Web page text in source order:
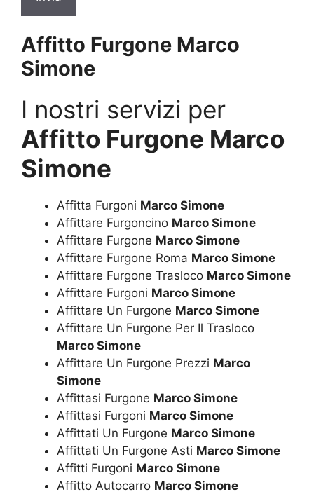
Affitto Furgone Marco
Simone
I nostri servizi per
Affitto Furgone Marco
Simone
Affitta Furgoni Marco Simone
Affittare Furgoncino Marco Simone
Affittare Furgone Marco Simone
Affittare Furgone Roma Marco Simone
Affittare Furgone Trasloco Marco Simone
Affittare Furgoni Marco Simone
Affittare Un Furgone Marco Simone
Affittare Un Furgone Per Il Trasloco
Marco Simone
Affittare Un Furgone Prezzi Marco
Simone
Affittasi Furgone Marco Simone
Affittasi Furgoni Marco Simone
Affittati Un Furgone Marco Simone
Affittati Un Furgone Asti Marco Simone
Affitti Furgoni Marco Simone
Affitto Autocarro Marco Simone